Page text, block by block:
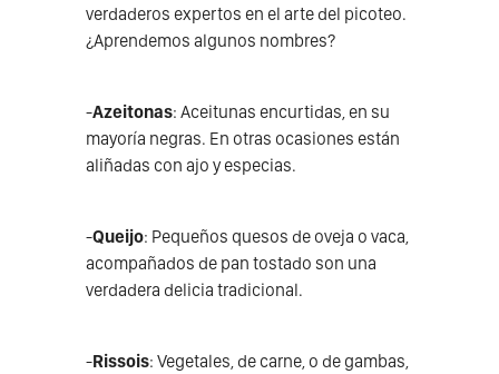
verdaderos expertos en el arte del picoteo.
¿Aprendemos algunos nombres?
-Azeitonas: Aceitunas encurtidas, en su
mayoría negras. En otras ocasiones están
aliñadas con ajo y especias.
-Queijo: Pequeños quesos de oveja o vaca,
acompañados de pan tostado son una
verdadera delicia tradicional.
-Rissois: Vegetales, de carne, o de gambas,